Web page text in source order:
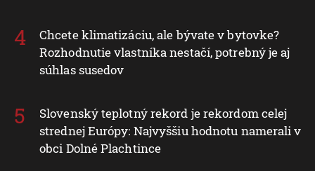
Chcete klimatizáciu, ale bývate v bytovke?
Rozhodnutie vlastníka nestačí, potrebný je aj
súhlas susedov
Slovenský teplotný rekord je rekordom celej
strednej Európy: Najvyššiu hodnotu namerali v
obci Dolné Plachtince